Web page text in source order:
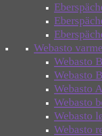
Webasto
Webasto
Webasto
Webasto
Webasto
Webasto
Webasto